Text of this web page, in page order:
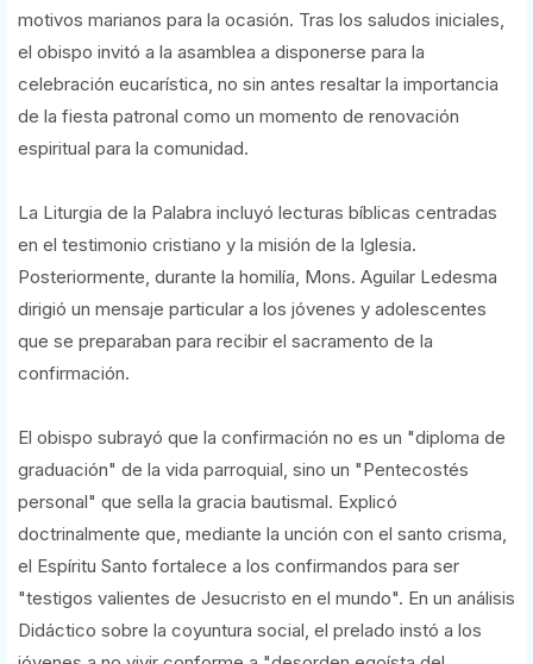
motivos marianos para la ocasión. Tras los saludos iniciales,
el obispo invitó a la asamblea a disponerse para la
celebración eucarística, no sin antes resaltar la importancia
de la fiesta patronal como un momento de renovación
espiritual para la comunidad.
La Liturgia de la Palabra incluyó lecturas bíblicas centradas
en el testimonio cristiano y la misión de la Iglesia.
Posteriormente, durante la homilía, Mons. Aguilar Ledesma
dirigió un mensaje particular a los jóvenes y adolescentes
que se preparaban para recibir el sacramento de la
confirmación.
El obispo subrayó que la confirmación no es un "diploma de
graduación" de la vida parroquial, sino un "Pentecostés
personal" que sella la gracia bautismal. Explicó
doctrinalmente que, mediante la unción con el santo crisma,
el Espíritu Santo fortalece a los confirmandos para ser
"testigos valientes de Jesucristo en el mundo". En un análisis
Didáctico sobre la coyuntura social, el prelado instó a los